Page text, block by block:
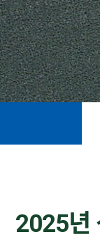
2025년